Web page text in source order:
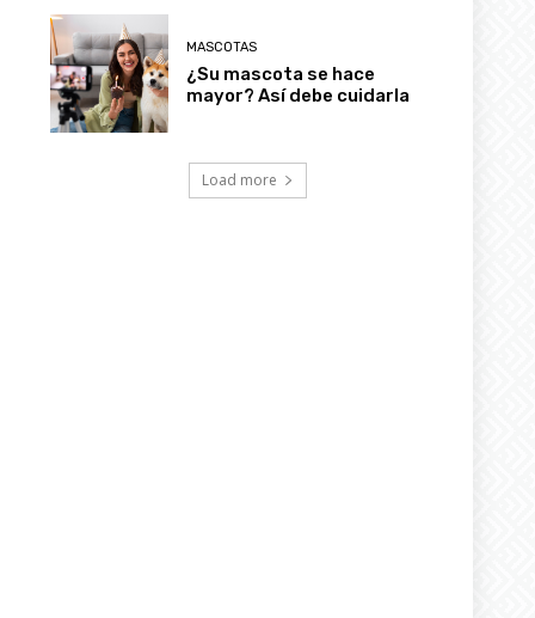
MASCOTAS
¿Su mascota se hace
mayor? Así debe cuidarla
Load more